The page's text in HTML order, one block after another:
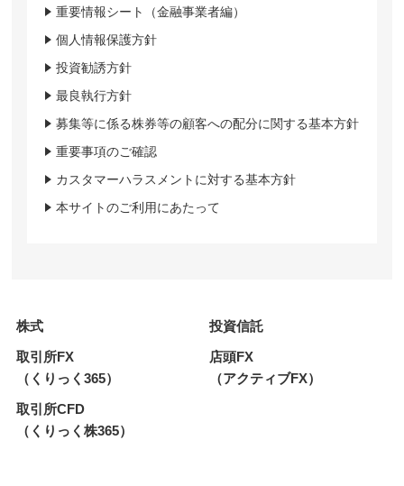
重要情報シート（金融事業者編）
個人情報保護方針
投資勧誘方針
最良執行方針
募集等に係る株券等の顧客への配分に関する基本方針
重要事項のご確認
カスタマーハラスメントに対する基本方針
本サイトのご利用にあたって
株式
投資信託
取引所FX
（くりっく365）
店頭FX
（アクティブFX）
取引所CFD
（くりっく株365）